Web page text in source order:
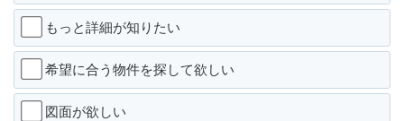
もっと詳細が知りたい
希望に合う物件を探して欲しい
図面が欲しい